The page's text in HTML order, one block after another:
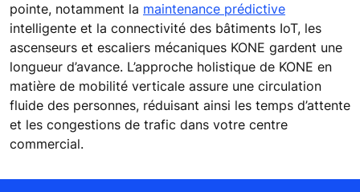
pointe, notamment la maintenance prédictive
intelligente et la connectivité des bâtiments IoT, les
ascenseurs et escaliers mécaniques KONE gardent une
longueur d’avance. L’approche holistique de KONE en
matière de mobilité verticale assure une circulation
fluide des personnes, réduisant ainsi les temps d’attente
et les congestions de trafic dans votre centre
commercial.